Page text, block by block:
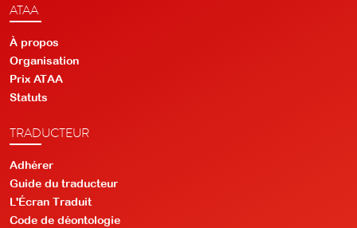
ATAA
À propos
Organisation
Prix ATAA
Statuts
TRADUCTEUR
Adhérer
Guide du traducteur
L'Écran Traduit
Code de déontologie